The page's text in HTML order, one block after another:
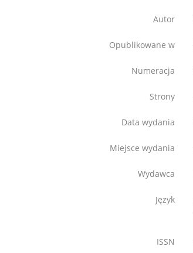
Autor
Opublikowane w
Numeracja
Strony
Data wydania
Miejsce wydania
Wydawca
Język
ISSN